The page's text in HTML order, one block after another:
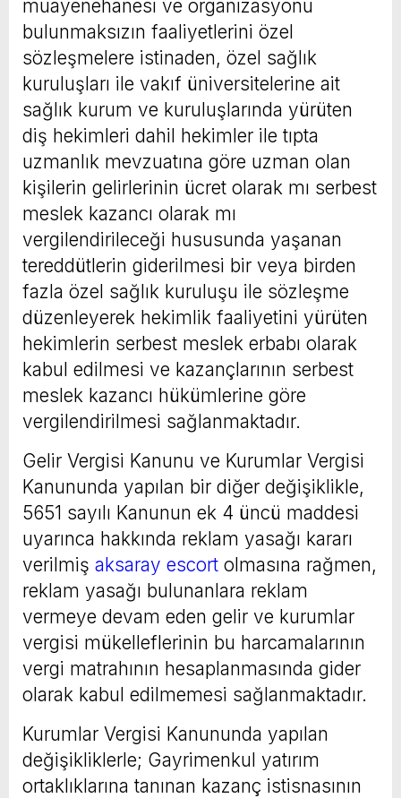
muayenehanesi ve organizasyonu
bulunmaksızın faaliyetlerini özel
sözleşmelere istinaden, özel sağlık
kuruluşları ile vakıf üniversitelerine ait
sağlık kurum ve kuruluşlarında yürüten
diş hekimleri dahil hekimler ile tıpta
uzmanlık mevzuatına göre uzman olan
kişilerin gelirlerinin ücret olarak mı serbest
meslek kazancı olarak mı
vergilendirileceği hususunda yaşanan
tereddütlerin giderilmesi bir veya birden
fazla özel sağlık kuruluşu ile sözleşme
düzenleyerek hekimlik faaliyetini yürüten
hekimlerin serbest meslek erbabı olarak
kabul edilmesi ve kazançlarının serbest
meslek kazancı hükümlerine göre
vergilendirilmesi sağlanmaktadır.
Gelir Vergisi Kanunu ve Kurumlar Vergisi
Kanununda yapılan bir diğer değişiklikle,
5651 sayılı Kanunun ek 4 üncü maddesi
uyarınca hakkında reklam yasağı kararı
verilmiş aksaray escort olmasına rağmen,
reklam yasağı bulunanlara reklam
vermeye devam eden gelir ve kurumlar
vergisi mükelleflerinin bu harcamalarının
vergi matrahının hesaplanmasında gider
olarak kabul edilmemesi sağlanmaktadır.
Kurumlar Vergisi Kanununda yapılan
değişikliklerle; Gayrimenkul yatırım
ortaklıklarına tanınan kazanç istisnasının